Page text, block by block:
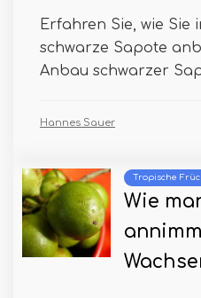
Erfahren Sie, wie Sie
schwarze Sapote
Anbau schwarzer
Hannes Sauer
Tropische
Wie